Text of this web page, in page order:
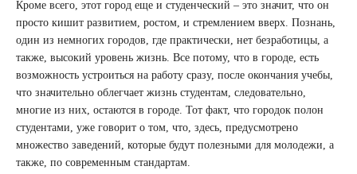
Кроме всего, этот город еще и студенческий – это значит, что он
просто кишит развитием, ростом, и стремлением вверх. Познань,
один из немногих городов, где практически, нет безработицы, а
также, высокий уровень жизнь. Все потому, что в городе, есть
возможность устроиться на работу сразу, после окончания учебы,
что значительно облегчает жизнь студентам, следовательно,
многие из них, остаются в городе. Тот факт, что городок полон
студентами, уже говорит о том, что, здесь, предусмотрено
множество заведений, которые будут полезными для молодежи, а
также, по современным стандартам.